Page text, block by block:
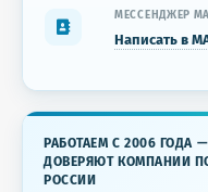
МЕССЕНДЖЕР
Написать в
РАБОТАЕМ С 2006 ГОДА
ДОВЕРЯЮТ КОМПАНИИ
РОССИИ